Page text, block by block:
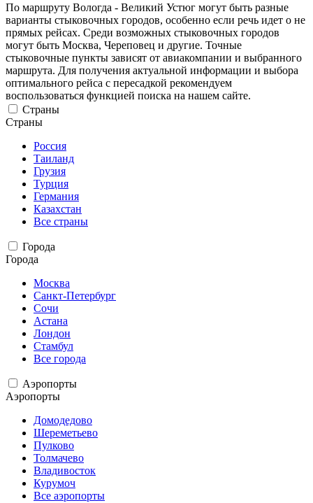
По маршруту Вологда - Великий Устюг могут быть разные
варианты стыковочных городов, особенно если речь идет о не
прямых рейсах. Среди возможных стыковочных городов
могут быть Москва, Череповец и другие. Точные
стыковочные пункты зависят от авиакомпании и выбранного
маршрута. Для получения актуальной информации и выбора
оптимального рейса с пересадкой рекомендуем
воспользоваться функцией поиска на нашем сайте.
Страны
Страны
Россия
Таиланд
Грузия
Турция
Германия
Казахстан
Все страны
Города
Города
Москва
Санкт-Петербург
Сочи
Астана
Лондон
Стамбул
Все города
Аэропорты
Аэропорты
Домодедово
Шереметьево
Пулково
Толмачево
Владивосток
Курумоч
Все аэропорты